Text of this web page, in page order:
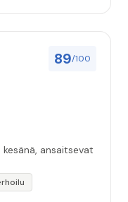
89/100
ansaitsevat